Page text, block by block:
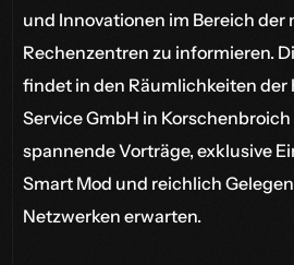
und Innovationen im Bereich der
Rechenzentren zu informieren.
findet in den Räumlichkeiten der
Service GmbH in
spannende Vorträge, exklusive
Smart Mod und reichlich
Netzwerken erwarten.